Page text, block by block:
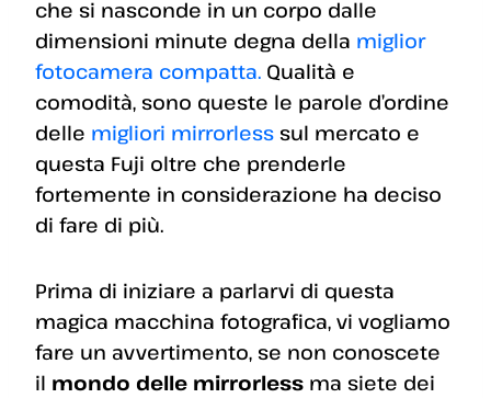
che si nasconde in un corpo dalle
dimensioni minute degna della miglior
fotocamera compatta. Qualità e
comodità, sono queste le parole d’ordine
delle migliori mirrorless sul mercato e
questa Fuji oltre che prenderle
fortemente in considerazione ha deciso
di fare di più.
Prima di iniziare a parlarvi di questa
magica macchina fotografica, vi vogliamo
fare un avvertimento, se non conoscete
il mondo delle mirrorless ma siete dei